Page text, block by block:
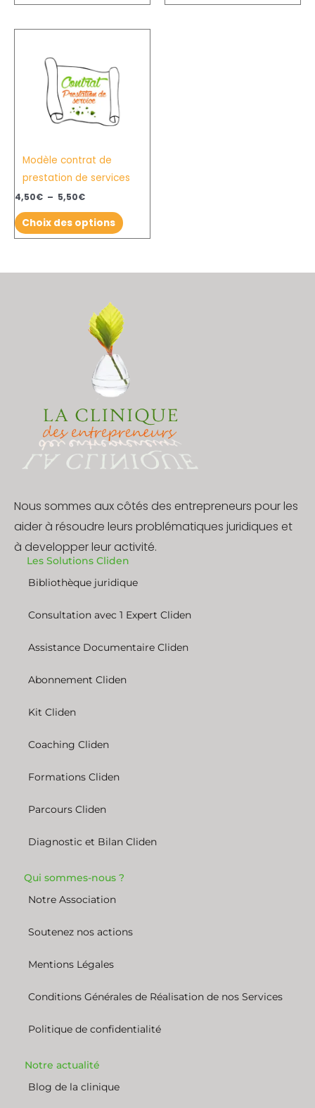
Modèle contrat de
prestation de services
4,50€ – 5,50€
4,50€
à
5,50€
Choix des options
être
la
Nous sommes aux côtés des entrepreneurs pour les
aider à résoudre leurs problématiques juridiques et
à developper leur activité.
Les Solutions Cliden
Bibliothèque juridique
Consultation avec 1 Expert Cliden
Assistance Documentaire Cliden
Abonnement Cliden
Kit Cliden
Coaching Cliden
Formations Cliden
Parcours Cliden
Diagnostic et Bilan Cliden
Qui sommes-nous ?
Notre Association
Soutenez nos actions
Mentions Légales
Conditions Générales de Réalisation de nos Services
Politique de confidentialité
Notre actualité
Blog de la clinique